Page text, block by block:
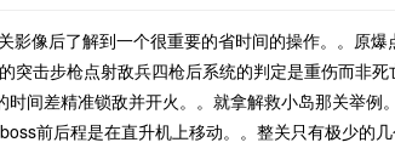
影像后了解到一个很重要的省时间的操作。。原
突击步枪点射敌兵四枪后系统的判定是重伤而非
间差精准锁敌并开火。。就拿解救小岛那关举例
前后程是在直升机上移动。。整关只有极少的